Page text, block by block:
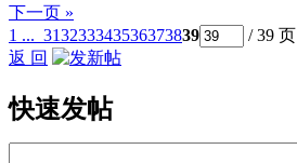
下一页 »
1 ... 313233343536373839
/ 39 页
返 回
快速发帖